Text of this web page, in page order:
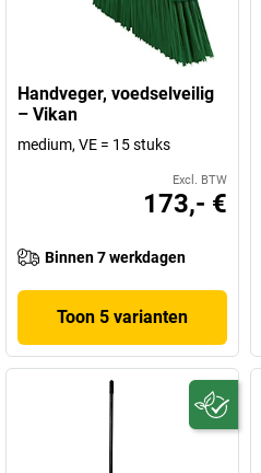
Handveger, voedselveilig
– Vikan
medium, VE = 15 stuks
Excl. BTW
173,- €
Binnen 7 werkdagen
Toon 5 varianten